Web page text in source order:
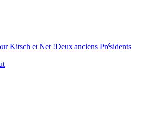
Kitsch et Net !Deux anciens Présidents